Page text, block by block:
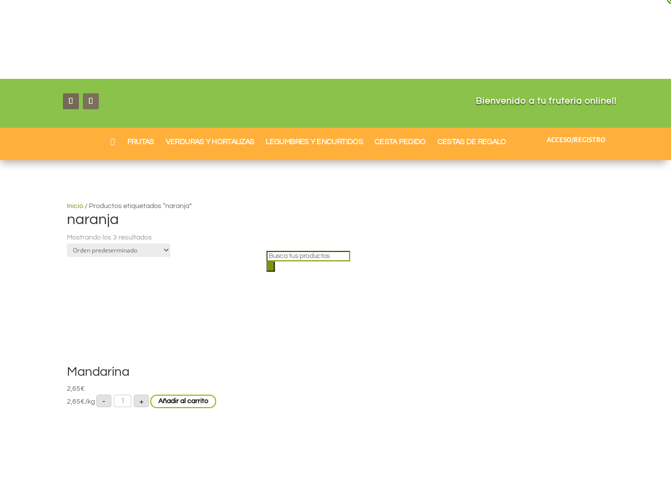
Bienvenido a tu fruteria online!!
 FRUTAS VERDURAS Y HORTALIZAS LEGUMBRES Y ENCURTIDOS CESTA PEDIDO CESTAS DE REGALO
Búsqueda
de
ACCESO/REGISTRO
Inicio / Productos etiquetados “naranja”
naranja
Mostrando los 3 resultados
Mandarina
2,65€
2,65€/kg -
Mandarina
cantidad+ Añadir al carrito